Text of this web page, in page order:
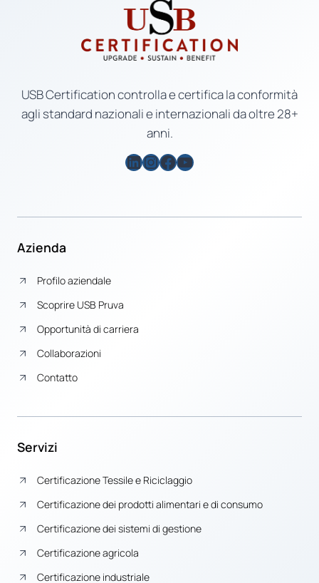
USB Certification controlla e certifica la conformità
agli standard nazionali e internazionali da oltre 28+
anni.
LinkedIn
Instagram
Facebook
YouTube
Azienda
Profilo aziendale
Scoprire USB Pruva
Opportunità di carriera
Collaborazioni
Contatto
Servizi
Certificazione Tessile e Riciclaggio
Certificazione dei prodotti alimentari e di consumo
Certificazione dei sistemi di gestione
Certificazione agricola
Certificazione industriale